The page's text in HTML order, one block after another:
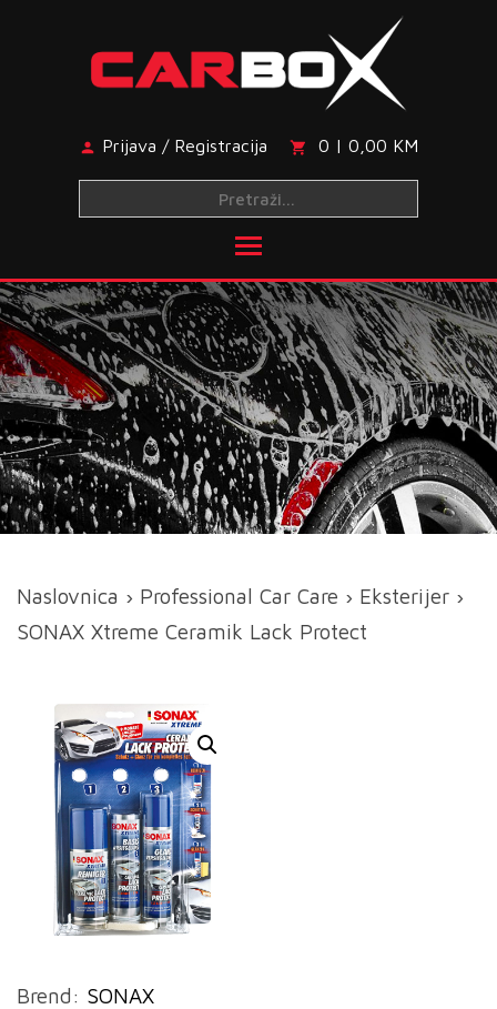
Prijava / Registracija 0 | 0,00 KM
Naslovnica › Professional Car Care › Eksterijer ›
SONAX Xtreme Ceramik Lack Protect
Brend: SONAX